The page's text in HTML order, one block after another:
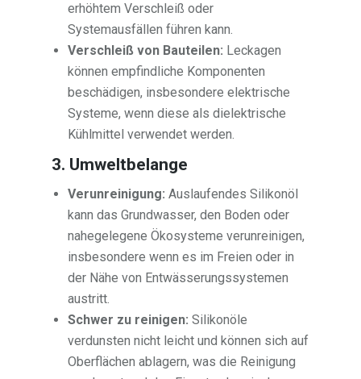
erhöhtem Verschleiß oder
Systemausfällen führen kann.
Verschleiß von Bauteilen: Leckagen
können empfindliche Komponenten
beschädigen, insbesondere elektrische
Systeme, wenn diese als dielektrische
Kühlmittel verwendet werden.
3. Umweltbelange
Verunreinigung: Auslaufendes Silikonöl
kann das Grundwasser, den Boden oder
nahegelegene Ökosysteme verunreinigen,
insbesondere wenn es im Freien oder in
der Nähe von Entwässerungssystemen
austritt.
Schwer zu reinigen: Silikonöle
verdunsten nicht leicht und können sich auf
Oberflächen ablagern, was die Reinigung